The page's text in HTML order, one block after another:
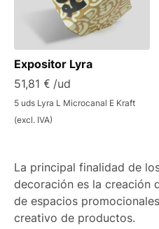
Expositor Lyra
51,81 € /ud
5 uds Lyra L Microcanal E Kraft
(excl. IVA)
La principal finalidad de
decoración es la creación
de espacios
creativo de productos.